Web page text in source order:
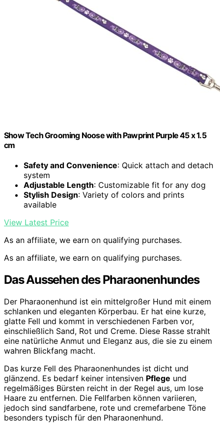
Show Tech Grooming Noose with Pawprint Purple 45 x 1.5
cm
Safety and Convenience: Quick attach and detach
system
Adjustable Length: Customizable fit for any dog
Stylish Design: Variety of colors and prints
available
View Latest Price
As an affiliate, we earn on qualifying purchases.
As an affiliate, we earn on qualifying purchases.
Das Aussehen des Pharaonenhundes
Der Pharaonenhund ist ein mittelgroßer Hund mit einem
schlanken und eleganten Körperbau. Er hat eine kurze,
glatte Fell und kommt in verschiedenen Farben vor,
einschließlich Sand, Rot und Creme. Diese Rasse strahlt
eine natürliche Anmut und Eleganz aus, die sie zu einem
wahren Blickfang macht.
Das kurze Fell des Pharaonenhundes ist dicht und
glänzend. Es bedarf keiner intensiven Pflege und
regelmäßiges Bürsten reicht in der Regel aus, um lose
Haare zu entfernen. Die Fellfarben können variieren,
jedoch sind sandfarbene, rote und cremefarbene Töne
besonders typisch für den Pharaonenhund.